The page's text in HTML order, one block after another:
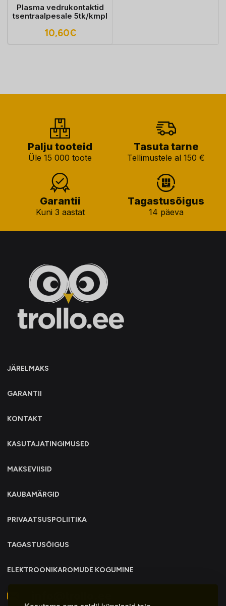
Plasma vedrukontaktid
tsentraalpesale 5tk/kmpl
10,60€
Palju tooteid
Üle 15 000 toote
Tasuta tarne
Tellimustele al 150 €
Garantii
Kuni 3 aastat
Tagastusõigus
14 päeva
JÄRELMAKS
GARANTII
KONTAKT
KASUTAJATINGIMUSED
MAKSEVIISID
KAUBAMÄRGID
PRIVAATSUSPOLIITIKA
TAGASTUSÕIGUS
ELEKTROONIKAROMUDE KOGUMINE